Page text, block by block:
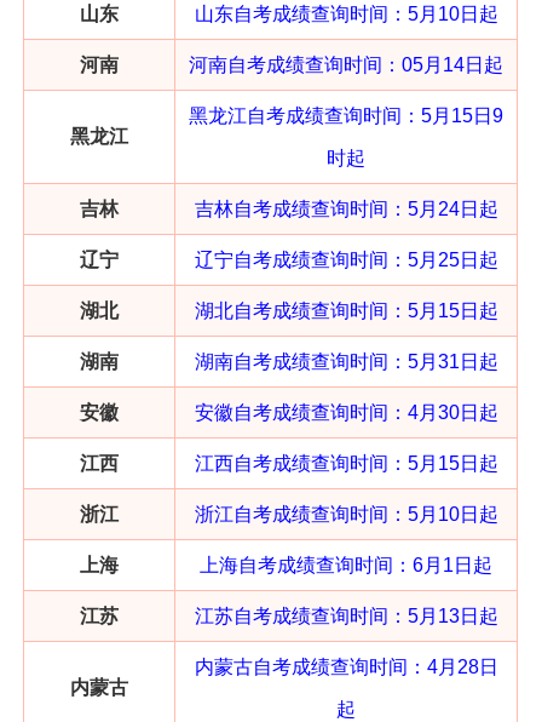
山东 山东自考成绩查询时间： 5月10日起
河南 河南自考成绩查询时间：05月14日起
黑龙江
黑龙江自考成绩查询时间：5月15日9
时起
吉林 吉林自考成绩查询时间： 5月24日起
辽宁 辽宁自考成绩查询时间： 5月25日起
湖北 湖北自考成绩查询时间：5月15日起
湖南 湖南自考成绩查询时间： 5月31日起
安徽 安徽自考成绩查询时间： 4月30日起
江西 江西自考成绩查询时间： 5月15日起
浙江 浙江自考成绩查询时间：5月10日起
上海 上海自考成绩查询时间：6月1日起
江苏 江苏自考成绩查询时间： 5月13日起
内蒙古
内蒙古自考成绩查询时间： 4月28日
起